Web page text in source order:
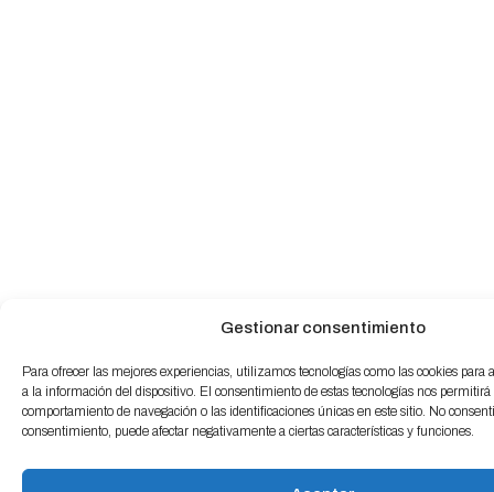
Gestionar consentimiento
Para ofrecer las mejores experiencias, utilizamos tecnologías como las cookies para
a la información del dispositivo. El consentimiento de estas tecnologías nos permitirá
comportamiento de navegación o las identificaciones únicas en este sitio. No
consentimiento, puede afectar negativamente a ciertas características y funciones.